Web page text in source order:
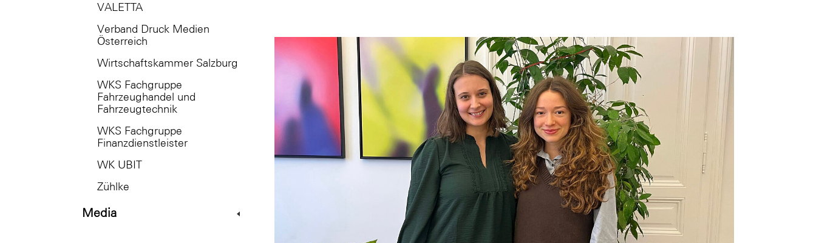
VALETTA
Verband Druck Medien
Österreich
Wirtschaftskammer Salzburg
WKS Fachgruppe
Fahrzeughandel und
Fahrzeugtechnik
WKS Fachgruppe
Finanzdienstleister
WK UBIT
Zühlke
Media